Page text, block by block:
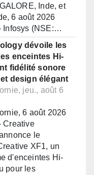
Inde, et
6 août 2026
Infosys (NSE:…
dévoile les
enceintes Hi-
fidélité sonore
design élégant
jeu., août 6
6 août 2026
Creative
le
XF1, un
d'enceintes Hi-
pour les